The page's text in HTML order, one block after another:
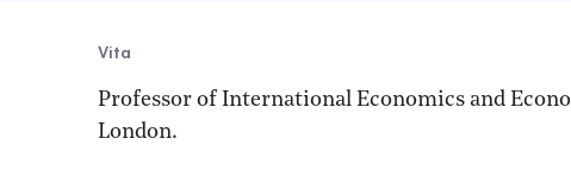
Vita
Professor of International Economics and
London.